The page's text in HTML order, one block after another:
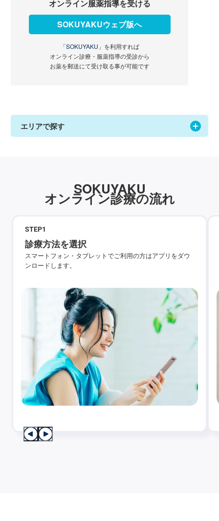
オンライン服薬指導を受ける
SOKUYAKUウェブ版へ
「SOKUYAKU」 を利用すれば
オンライン診療・服薬指導の受診から
お薬を郵送にて受け取る事が可能です
エリアで探す
SOKUYAKU
オンライン診療の流れ
STEP1
診療方法を選択
スマートフォン・タブレットでご利用の方はアプリをダウ
ンロードします。